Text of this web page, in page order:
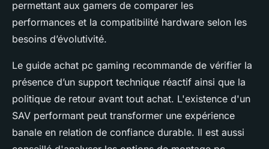
permettant aux gamers de comparer les
performances et la compatibilité hardware selon les
besoins d’évolutivité.
Le guide achat pc gaming recommande de vérifier la
présence d’un support technique réactif ainsi que la
politique de retour avant tout achat. L'existence d'un
SAV performant peut transformer une expérience
banale en relation de confiance durable. Il est aussi